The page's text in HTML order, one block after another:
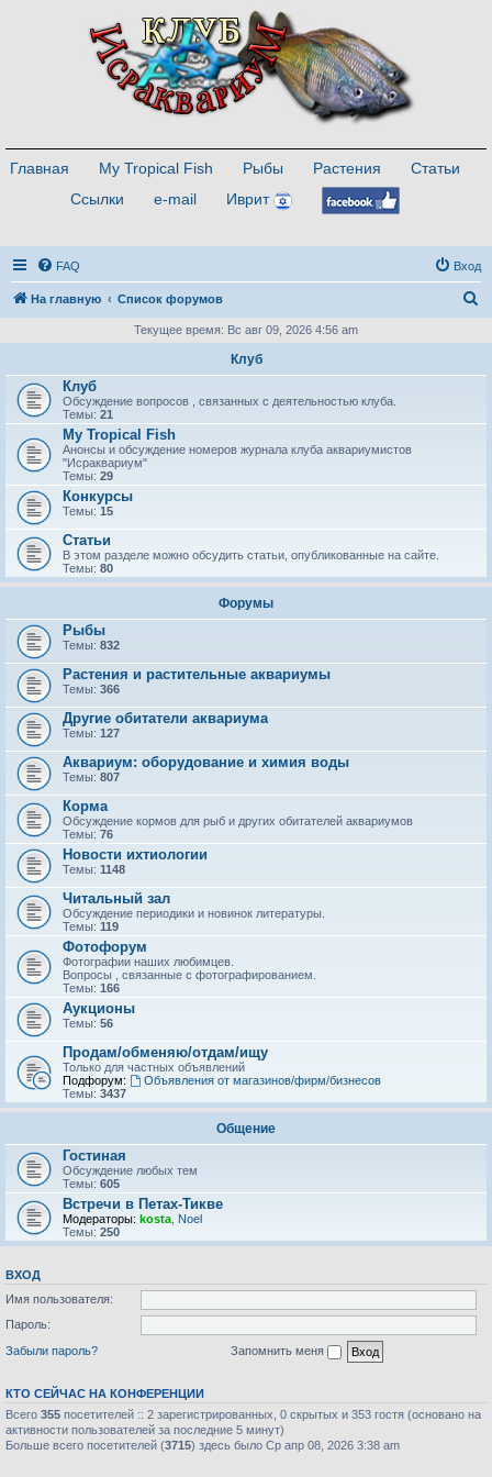
Главная My Tropical Fish Рыбы Растения
Статьи
Ссылки
e-mail Иврит
FAQ Вход
На главную Список форумов
с
Текущее время: Вс авг 09, 2026 4:56 am
Клуб
Клуб
Обсуждение вопросов , связанных с деятельностью клуба.
Темы: 21
My Tropical Fish
Анонсы и обсуждение номеров журнала клуба аквариумистов
"Исраквариум"
Темы: 29
Конкурсы
Темы: 15
Статьи
В этом разделе можно обсудить статьи, опубликованные на сайте.
Темы: 80
Форумы
Рыбы
Темы: 832
Растения и растительные аквариумы
Темы: 366
Другие обитатели аквариума
Темы: 127
Аквариум: оборудование и химия воды
Темы: 807
Корма
Обсуждение кормов для рыб и других обитателей аквариумов
Темы: 76
Новости ихтиологии
Темы: 1148
Читальный зал
Обсуждение периодики и новинок литературы.
Темы: 119
Фотофорум
Фотографии наших любимцев.
Вопросы , связанные с фотографированием.
Темы: 166
Аукционы
Темы: 56
Продам/обменяю/отдам/ищу
Только для частных объявлений
Подфорум:
Объявления от магазинов/фирм/бизнесов
Темы: 3437
Общение
Гостиная
Обсуждение любых тем
Темы: 605
Встречи в Петах-Тикве
Модераторы: kosta Noel
Темы: 250
ВХОД
Имя пользователя:
Пароль:
Забыли пароль?
Запомнить меня
КТО СЕЙЧАС НА КОНФЕРЕНЦИИ
Всего 355 посетителей :: 2 зарегистрированных, 0 скрытых и 353 гостя (основано на
активности пользователей за последние 5 минут)
Больше всего посетителей (3715) здесь было Ср апр 08, 2026 3:38 am